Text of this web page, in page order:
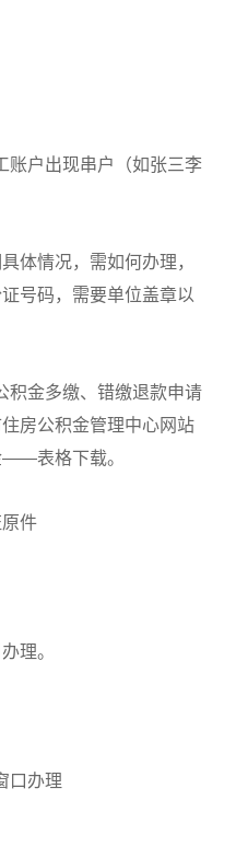
账户出现串户（如张三李
体情况，需如何办理，
号码，需要单位盖章以
积金多缴、错缴退款申请
房公积金管理中心网站
表格下载。
件
理。
口办理